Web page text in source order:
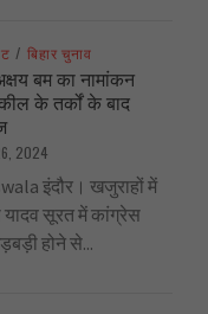
/ बिहार चुनाव
बम का नामांकन
के तर्कों के बाद
2024
इंदौर। खजुराहों में
यादव सूरत में कांग्रेस
होने से...